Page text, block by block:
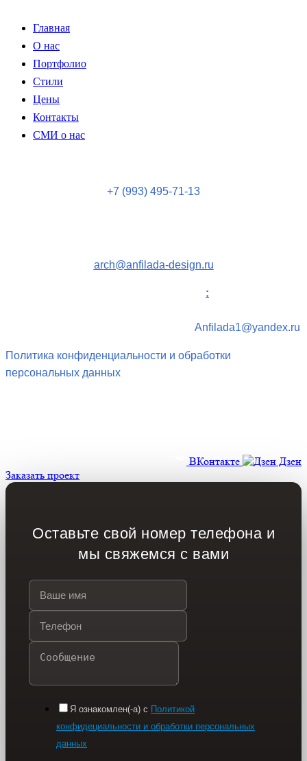
Главная
О нас
Портфолио
Стили
Цены
Контакты
СМИ о нас
+7 (993) 495-71-13
arch@anfilada-design.ru
:
Anfilada1@yandex.ru
Политика конфиденциальности и обработки
персональных данных
ВКонтакте
Дзен
Заказать проект
Оставьте свой номер телефона и
мы свяжемся с вами
Я ознакомлен(-а) с Политикой
конфидециальности и обработки персональных
данных